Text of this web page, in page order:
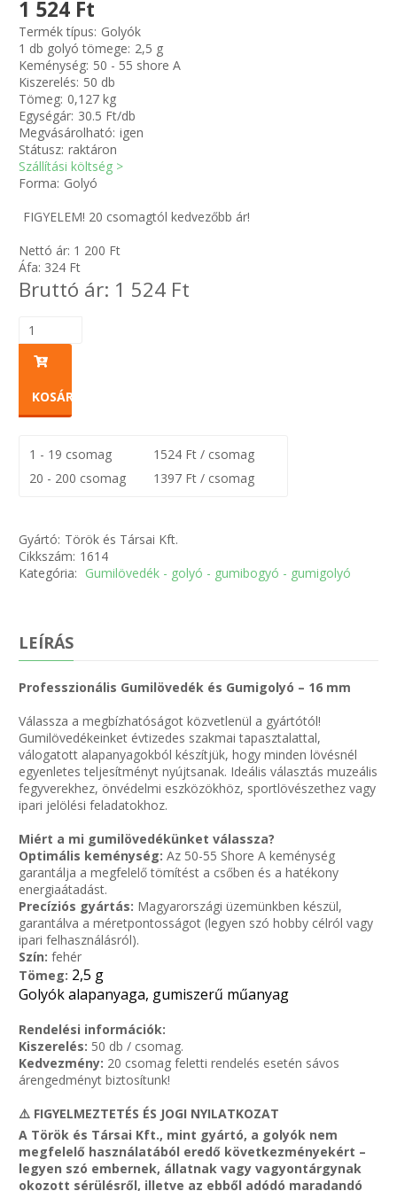
SIMÍTÓZÁRAS TASAK
ETETŐTÁL-TIPLI-GRANULÁTUM
1 524 Ft
Termék típus: Golyók
1 db golyó tömege: 2,5 g
Keménység: 50 - 55 shore A
Kiszerelés: 50 db
Tömeg: 0,127 kg
Egységár: 30.5 Ft/db
Megvásárolható: igen
Státusz: raktáron
Szállítási költség >
Forma: Golyó
FIGYELEM! 20 csomagtól kedvezőbb ár!
Nettó ár: 1 200 Ft
Áfa: 324 Ft
Bruttó ár: 1 524 Ft
KOSÁRBA
1 - 19 csomag
1524 Ft / csomag
20 - 200 csomag
1397 Ft / csomag
Gyártó: Török és Társai Kft.
Cikkszám: 1614
Kategória: Gumilövedék - golyó - gumibogyó - gumigolyó
LEÍRÁS
Professzionális Gumilövedék és Gumigolyó – 16 mm
Válassza a megbízhatóságot közvetlenül a gyártótól!
Gumilövedékeinket évtizedes szakmai tapasztalattal,
válogatott alapanyagokból készítjük, hogy minden lövésnél
egyenletes teljesítményt nyújtsanak. Ideális választás muzeális
fegyverekhez, önvédelmi eszközökhöz, sportlövészethez vagy
ipari jelölési feladatokhoz.
Miért a mi gumilövedékünket válassza?
Optimális keménység:Az 50-55 Shore A keménység
garantálja a megfelelő tömítést a csőben és a hatékony
energiaátadást.
Precíziós gyártás: Magyarországi üzemünkben készül,
garantálva a méretpontosságot (legyen szó hobby célról vagy
ipari felhasználásról).
Szín:fehér
Tömeg: 2,5 g
Golyók alapanyaga, gumiszerű műanyag
Rendelési információk:
Kiszerelés: 50 db / csomag.
Kedvezmény: 20 csomag feletti rendelés esetén sávos
árengedményt biztosítunk!
⚠️ FIGYELMEZTETÉS ÉS JOGI NYILATKOZAT
A Török és Társai Kft., mint gyártó, a golyók nem
megfelelő használatából eredő következményekért –
legyen szó embernek, állatnak vagy vagyontárgynak
okozott sérülésről, illetve az ebből adódó maradandó